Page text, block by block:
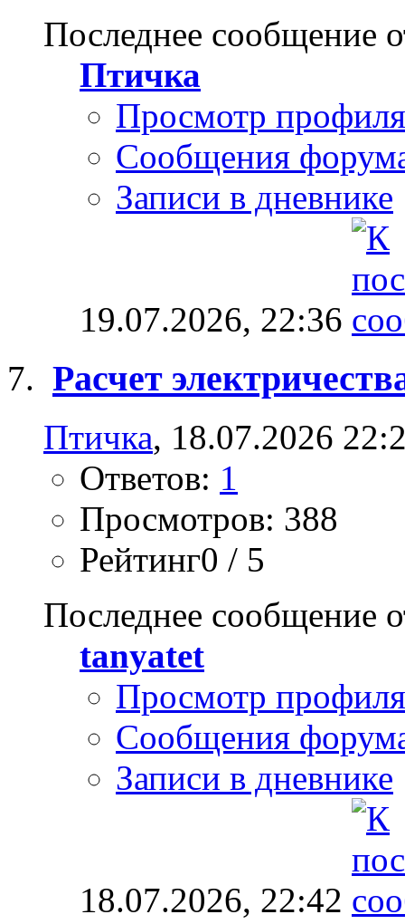
Последнее сообщение
Птичка
Просмотр профиля
Сообщения
Записи в дневнике
19.07.2026, 22:36
Расчет
Птичка, 18.07.2026
Ответов: 1
Просмотров: 388
Рейтинг0 / 5
Последнее сообщение
tanyatet
Просмотр профиля
Сообщения
Записи в дневнике
18.07.2026, 22:42